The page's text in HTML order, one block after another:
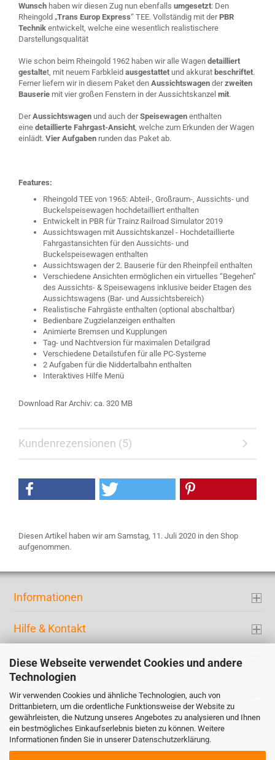
Diese Webseite verwendet Cookies und andere
Technologien
Wir verwenden Cookies und ähnliche Technologien, auch von
Drittanbietern, um die ordentliche Funktionsweise der Website zu
gewährleisten, die Nutzung unseres Angebotes zu analysieren und Ihnen
ein bestmögliches Einkaufserlebnis bieten zu können. Weitere
Informationen finden Sie in unserer Datenschutzerklärung.
Wunsch haben wir diesen Zug nun ebenfalls umgesetzt: Den
Rheingold „Trans Europ Express“ TEE. Vollständig mit derPBR
Technik entwickelt, welche eine wesentlich realistischere
Darstellungsqualität
Wie schon beim Rheingold 1962 haben wir alle Wagen detailliert
gestaltet, mit neuem Farbkleid ausgestattet und akkurat beschriftet.
Ferner liefern wir in diesem Paket den Aussichtswagen derzweiten
Bauserie mit vier großen Fenstern in der Aussichtskanzel mit.
DerAussichtswagen und auch derSpeisewagen enthalten
eine detaillierte Fahrgast-Ansicht, welche zum Erkunden der Wagen
einlädt. Vier Aufgaben runden das Paket ab.
Features:
Rheingold TEE von 1965: Abteil-, Großraum-, Aussichts- und
Buckelspeisewagen hochdetailliert enthalten
Entwickelt in PBR für Trainz Railroad Simulator 2019
Aussichtswagen mit Aussichtskanzel - Hochdetaillierte
Fahrgastansichten für den Aussichts- und
Buckelspeisewagen enthalten
Aussichtswagen der 2. Bauserie für den Rheinpfeil enthalten
Verschiedene Ansichten ermöglichen ein virtuelles “Begehen”
des Aussichts- & Speisewagens inklusive beider Etagen des
Aussichtswagens (Bar- und Aussichtsbereich)
Realistische Fahrgäste enthalten (optional abschaltbar)
Bedienbare Zugzielanzeigen enthalten
Animierte Bremsen und Kupplungen
Tag- und Nachtversion für maximalen Detailgrad
Verschiedene Detailstufen für alle PC-Systeme
2 Aufgaben für die Niddertalbahn enthalten
Interaktives Hilfe Menü
Download Rar Archiv: ca. 320 MB
Kundenrezensionen (5)
Diesen Artikel haben wir am Samstag, 11. Juli 2020 in den Shop
aufgenommen.
Informationen
Hilfe & Kontakt
Ihr Konto
Kontaktdaten
Zahlung